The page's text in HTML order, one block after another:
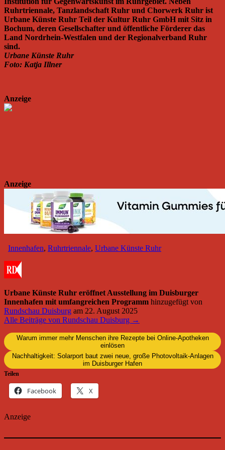
Ruhrtriennale, Tanzlandschaft Ruhr und Chorwerk Ruhr ist
Urbane Künste Ruhr Teil der Kultur Ruhr GmbH mit Sitz in
Bochum, deren Gesellschafter und öffentliche Förderer das
Land Nordrhein-Westfalen und der Regionalverband Ruhr
sind.
Urbane Künste Ruhr
Foto: Katja Illner
Anzeige
Anzeige
Innenhafen, Ruhrtriennale, Urbane Künste Ruhr
Urbane Künste Ruhr eröffnet Ausstellung im Duisburger
Innenhafen mit umfangreichen Programm hinzugefügt von
Rundschau Duisburg am 22. August 2025
Alle Beiträge von Rundschau Duisburg →
Warum immer mehr Menschen ihre Rezepte bei Online-Apotheken
einlösen
Nachhaltigkeit: Solarport baut zwei neue, große Photovoltaik-Anlagen
im Duisburger Hafen
Teilen
Facebook X
Anzeige